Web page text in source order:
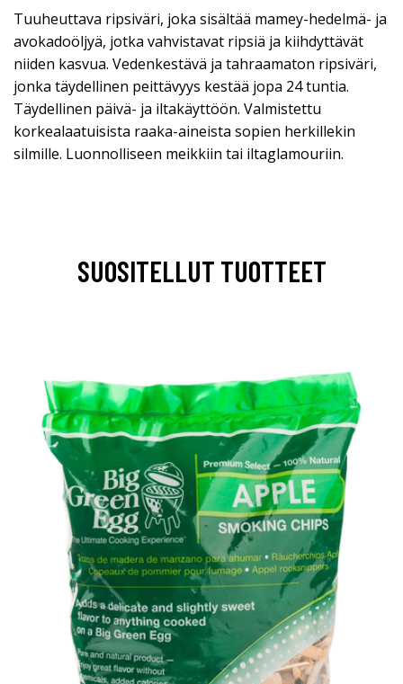
Tuuheuttava ripsiväri, joka sisältää mamey-hedelmä- ja
avokadoöljyä, jotka vahvistavat ripsiä ja kiihdyttävät
niiden kasvua. Vedenkestävä ja tahraamaton ripsiväri,
jonka täydellinen peittävyys kestää jopa 24 tuntia.
Täydellinen päivä- ja iltakäyttöön. Valmistettu
korkealaatuisista raaka-aineista sopien herkillekin
silmille. Luonnolliseen meikkiin tai iltaglamouriin.
SUOSITELLUT TUOTTEET